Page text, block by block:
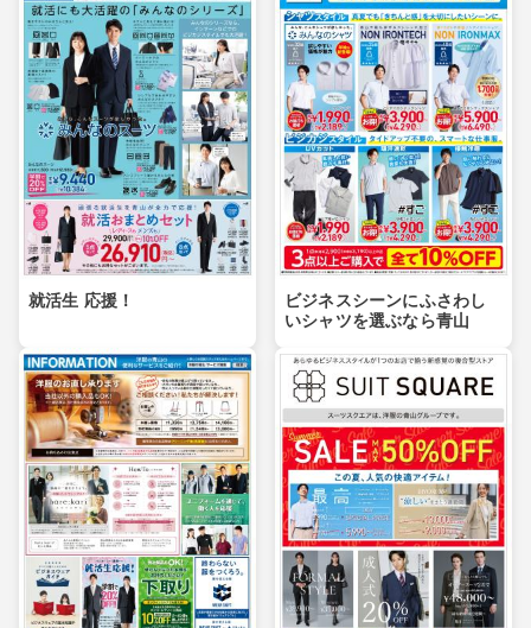
就活生 応援！
ビジネスシーンにふさわし
いシャツを選ぶなら青山